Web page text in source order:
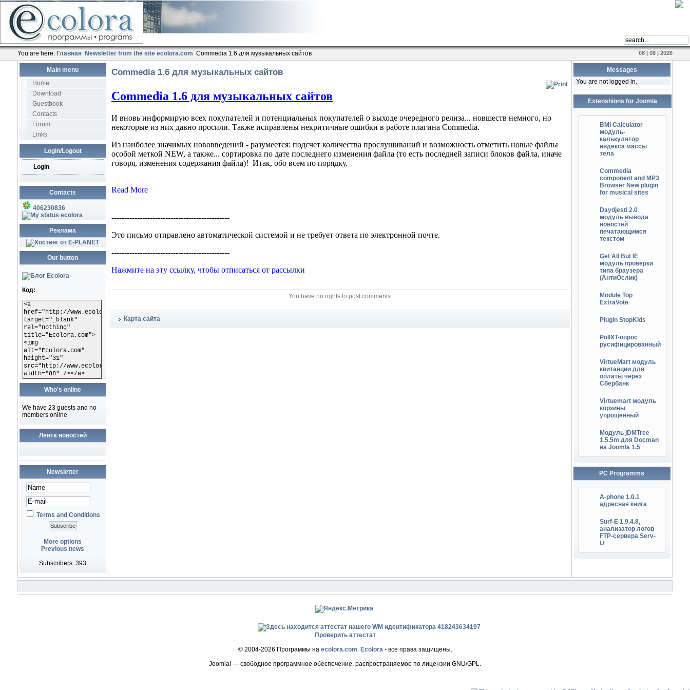
You are here: Главная Newsletter from the site ecolora.com Commedia 1.6 для музыкальных сайтов 08 | 08 | 2026
Main menu
Home
Download
Guestbook
Contacts
Forum
Links
Login/Logout
Login
Contacts
406230836
ecolora
Реклама
Our button
Код:
<a
href="http://www.ecolora.com"
target="_blank"
rel="nothing"
title="Ecolora.com">
<img
alt="Ecolora.com"
height="31"
src="http://www.ecolora.com/images/ecoloracom.gif"
width="88" /></a>
Who's online
We have 23 guests and no
members online
Лента новостей
Newsletter
Terms and Conditions
More options
Previous news
Subscribers: 393
Commedia 1.6 для музыкальных сайтов
You have no rights to post comments
Карта сайта
Messages
You are not logged in.
Extenshions for Joomla
BMI Calculator
модуль-
калькулятор
индекса массы
тела
Commedia
component and MP3
Browser New plugin
for musical sites
Daydjesti 2.0
модуль вывода
новостей
печатающимся
текстом
Get All But IE
модуль проверки
типа браузера
(АнтиОслик)
Module Top
ExtraVote
Plugin StopKids
PollXT-опрос
русифицированный
VirtueMart модуль
квитанции для
оплаты через
Сбербанк
Virtuemart модуль
корзины
упрощенный
Модуль jDMTree
1.5.5m для Docman
на Joomla 1.5
PC Programms
A-phone 1.0.1
адресная книга
Surf-E 1.9.4.8,
анализатор логов
FTP-сервера Serv-
U
Проверить аттестат
© 2004-2026 Программы на ecolora.com. Ecolora- все права защищены.
Joomla! — свободное программное обеспечение, распространяемое по лицензии GNU/GPL.